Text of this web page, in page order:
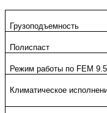
Грузоподъемность
Полиспаст
Режим работы по FEM
Климатическое